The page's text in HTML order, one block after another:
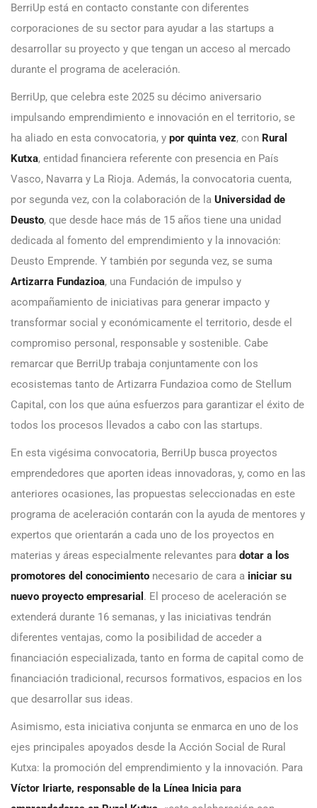
BerriUp está en contacto constante con diferentes
corporaciones de su sector para ayudar a las startups a
desarrollar su proyecto y que tengan un acceso al mercado
durante el programa de aceleración.
BerriUp, que celebra este 2025 su décimo aniversario
impulsando emprendimiento e innovación en el territorio, se
ha aliado en esta convocatoria, y por quinta vez, con Rural
Kutxa, entidad financiera referente con presencia en País
Vasco, Navarra y La Rioja. Además, la convocatoria cuenta,
por segunda vez, con la colaboración de la Universidad de
Deusto, que desde hace más de 15 años tiene una unidad
dedicada al fomento del emprendimiento y la innovación:
Deusto Emprende. Y también por segunda vez, se suma
Artizarra Fundazioa, una Fundación de impulso y
acompañamiento de iniciativas para generar impacto y
transformar social y económicamente el territorio, desde el
compromiso personal, responsable y sostenible. Cabe
remarcar que BerriUp trabaja conjuntamente con los
ecosistemas tanto de Artizarra Fundazioa como de Stellum
Capital, con los que aúna esfuerzos para garantizar el éxito de
todos los procesos llevados a cabo con las startups.
En esta vigésima convocatoria, BerriUp busca proyectos
emprendedores que aporten ideas innovadoras, y, como en las
anteriores ocasiones, las propuestas seleccionadas en este
programa de aceleración contarán con la ayuda de mentores y
expertos que orientarán a cada uno de los proyectos en
materias y áreas especialmente relevantes para dotar a los
promotores del conocimiento necesario de cara a iniciar su
nuevo proyecto empresarial . El proceso de aceleración se
extenderá durante 16 semanas, y las iniciativas tendrán
diferentes ventajas, como la posibilidad de acceder a
financiación especializada, tanto en forma de capital como de
financiación tradicional, recursos formativos, espacios en los
que desarrollar sus ideas.
Asimismo, esta iniciativa conjunta se enmarca en uno de los
ejes principales apoyados desde la Acción Social de Rural
Kutxa: la promoción del emprendimiento y la innovación. Para
Víctor Iriarte, responsable de la Línea Inicia para